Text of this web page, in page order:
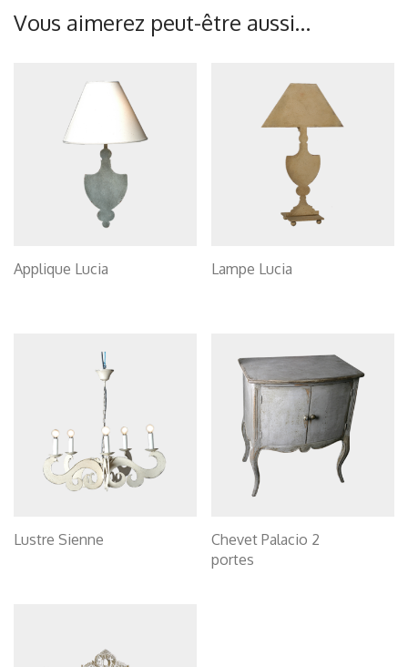
Vous aimerez peut-être aussi…
Applique Lucia Lampe Lucia
Lustre Sienne
Chevet Palacio 2
portes